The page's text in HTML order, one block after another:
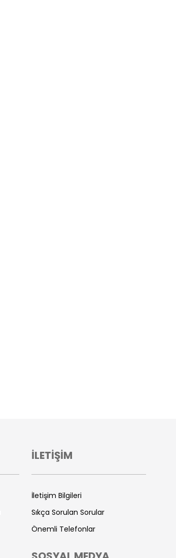
İLETİŞİM
İletişim Bilgileri
Sıkça Sorulan Sorular
Önemli Telefonlar